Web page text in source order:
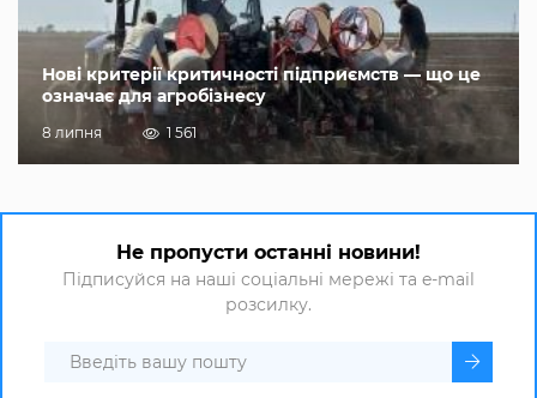
Нові критерії критичності підприємств — що це
означає для агробізнесу
8 липня 1 561
Не пропусти останні новини!
Підписуйся на наші соціальні мережі та e-mail
розсилку.